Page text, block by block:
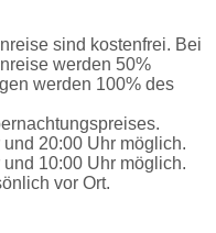
sind kostenfrei. Bei
werden 50%
werden 100% des
20:00 Uhr möglich.
10:00 Uhr möglich.
vor Ort.